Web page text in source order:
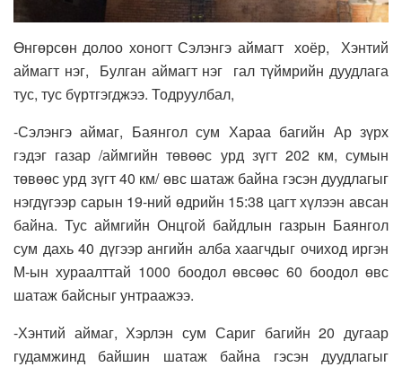
Өнгөрсөн долоо хоногт Сэлэнгэ аймагт хоёр, Хэнтий
аймагт нэг, Булган аймагт нэг гал түймрийн дуудлага
тус, тус бүртгэгджээ. Тодруулбал,
-Сэлэнгэ аймаг, Баянгол сум Хараа багийн Ар зүрх
гэдэг газар /аймгийн төвөөс урд зүгт 202 км, сумын
төвөөс урд зүгт 40 км/ өвс шатаж байна гэсэн дуудлагыг
нэгдүгээр сарын 19-ний өдрийн 15:38 цагт хүлээн авсан
байна. Тус аймгийн Онцгой байдлын газрын Баянгол
сум дахь 40 дүгээр ангийн алба хаагчдыг очиход иргэн
М-ын хураалттай 1000 боодол өвсөөс 60 боодол өвс
шатаж байсныг унтраажээ.
-Хэнтий аймаг, Хэрлэн сум Сариг багийн 20 дугаар
гудамжинд байшин шатаж байна гэсэн дуудлагыг